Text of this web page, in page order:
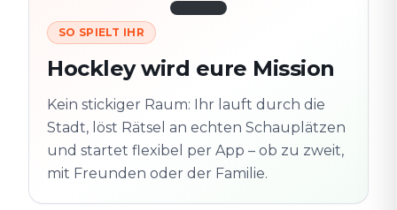
3/10
Nächster
Schauplatz
m
Spur
entdeckt
Altstadt
Folgt der Spur
Echte Orte · völlig
flexibel
SO SPIELT IHR
Hockley wird eure Mission
Kein stickiger Raum: Ihr lauft durch die
Stadt, löst Rätsel an echten Schauplätzen
und startet flexibel per App – ob zu zweit,
mit Freunden oder der Familie.